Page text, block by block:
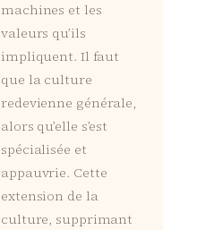
machines et les
valeurs qu’ils
impliquent. Il faut
que la culture
redevienne générale,
alors qu’elle s’est
spécialisée et
appauvrie. Cette
extension de la
culture, supprimant